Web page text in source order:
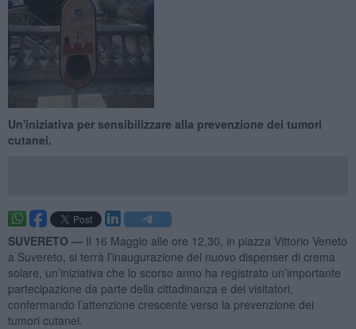
Un'iniziativa per sensibilizzare alla prevenzione dei tumori
cutanei.
SUVERETO — Il 16 Maggio alle ore 12,30, in piazza Vittorio Veneto
a Suvereto, si terrà l’inaugurazione del nuovo dispenser di crema
solare, un’iniziativa che lo scorso anno ha registrato un’importante
partecipazione da parte della cittadinanza e dei visitatori,
confermando l’attenzione crescente verso la prevenzione dei
tumori cutanei.